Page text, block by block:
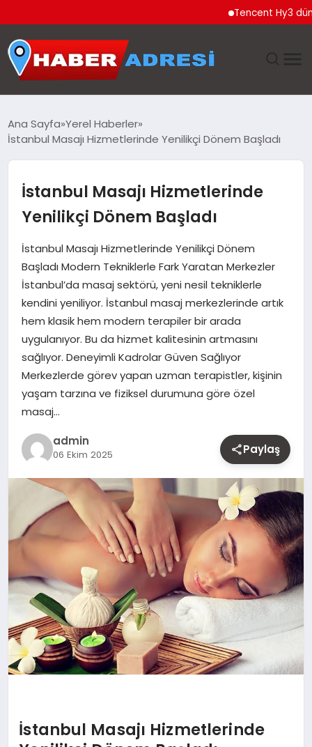
Tencent Hy3 dünya
SPOR
EKONOMI
TEKNOLOJI
EĞITIM
MAGAZIN
YAŞAM
OTOMOBIL
Ana Sayfa Yerel Haberler
İstanbul Masajı Hizmetlerinde Yenilikçi Dönem Başladı
İstanbul Masajı Hizmetlerinde
Yenilikçi Dönem Başladı
İstanbul Masajı Hizmetlerinde Yenilikçi Dönem
Başladı Modern Tekniklerle Fark Yaratan Merkezler
İstanbul’da masaj sektörü, yeni nesil tekniklerle
kendini yeniliyor. İstanbul masaj merkezlerinde artık
hem klasik hem modern terapiler bir arada
uygulanıyor. Bu da hizmet kalitesinin artmasını
sağlıyor. Deneyimli Kadrolar Güven Sağlıyor
Merkezlerde görev yapan uzman terapistler, kişinin
yaşam tarzına ve fiziksel durumuna göre özel
masaj…
admin
06 Ekim 2025 Paylaş
İstanbul Masajı Hizmetlerinde